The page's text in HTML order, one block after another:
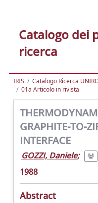
Catalogo dei
ricerca
IRIS Catalogo Ricerca
01a Articolo in rivista
GRAPHITE-TO-
INTERFACE
GOZZI, Daniele;
1988
Abstract